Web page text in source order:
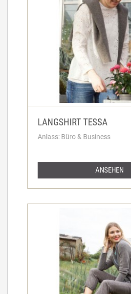
LANGSHIRT TESSA
Anlass: Büro & Business
ANSEHEN